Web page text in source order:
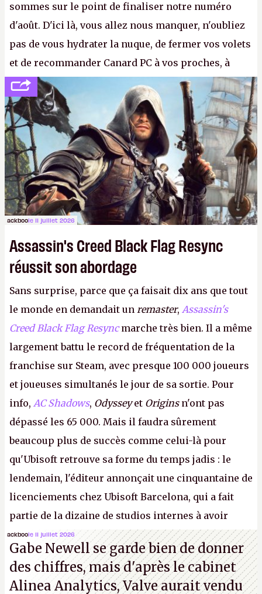
sommes sur le point de finaliser notre numéro
d'août. D'ici là, vous allez nous manquer, n'oubliez
pas de vous hydrater la nuque, de fermer vos volets
et de recommander Canard PC à vos proches, à
votre famille et aux inconnus que vous croisez
dans la rue. Bon été à tous ! –ER.
ackboole 11 juillet 2026
Assassin's Creed Black Flag Resync
réussit son abordage
Sans surprise, parce que ça faisait dix ans que tout
le monde en demandait un remaster, Assassin's
Creed Black Flag Resyncmarche très bien. Il a même
largement battu le record de fréquentation de la
franchise sur Steam, avec presque 100 000 joueurs
et joueuses simultanés le jour de sa sortie. Pour
info, AC Shadows, Odysseyet Originsn'ont pas
dépassé les 65 000. Mais il faudra sûrement
beaucoup plus de succès comme celui-là pour
qu'Ubisoft retrouve sa forme du temps jadis : le
lendemain, l'éditeur annonçait une cinquantaine de
licenciements chez Ubisoft Barcelona, qui a fait
partie de la dizaine de studios internes à avoir
travaillé sur cetAssassin's Creedsous la direction
d'Ubisoft Singapour.A.
ackboole 11 juillet 2026
Gabe Newell se garde bien de donner
des chiffres, mais d'après le cabinet
Alinea Analytics, Valve aurait vendu